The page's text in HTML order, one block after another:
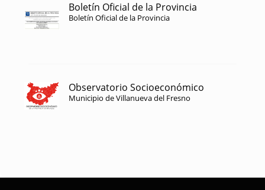
Boletín Oficial de la Provincia
Boletín Oficial de la Provincia
Observatorio Socioeconómico
Municipio de Villanueva del Fresno